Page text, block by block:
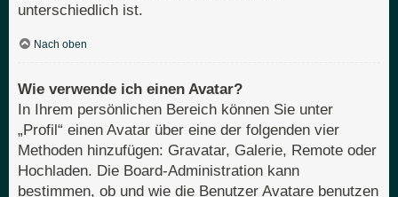
unterschiedlich ist.
Nach oben
Wie verwende ich einen Avatar?
In Ihrem persönlichen Bereich können Sie unter
„Profil“ einen Avatar über eine der folgenden vier
Methoden hinzufügen: Gravatar, Galerie, Remote oder
Hochladen. Die Board-Administration kann
bestimmen, ob und wie die Benutzer Avatare benutzen